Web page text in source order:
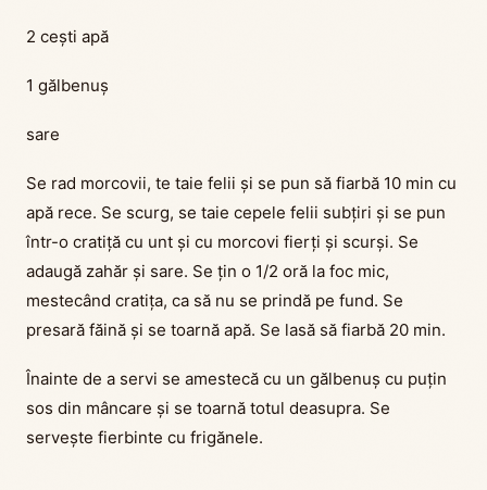
2 cești apă
1 gălbenuș
sare
Se rad morcovii, te taie felii și se pun să fiarbă 10 min cu
apă rece. Se scurg, se taie cepele felii subțiri și se pun
într-o cratiță cu unt și cu morcovi fierți și scurși. Se
adaugă zahăr și sare. Se țin o 1/2 oră la foc mic,
mestecând cratița, ca să nu se prindă pe fund. Se
presară făină și se toarnă apă. Se lasă să fiarbă 20 min.
Înainte de a servi se amestecă cu un gălbenuș cu puțin
sos din mâncare și se toarnă totul deasupra. Se
servește fierbinte cu frigănele.